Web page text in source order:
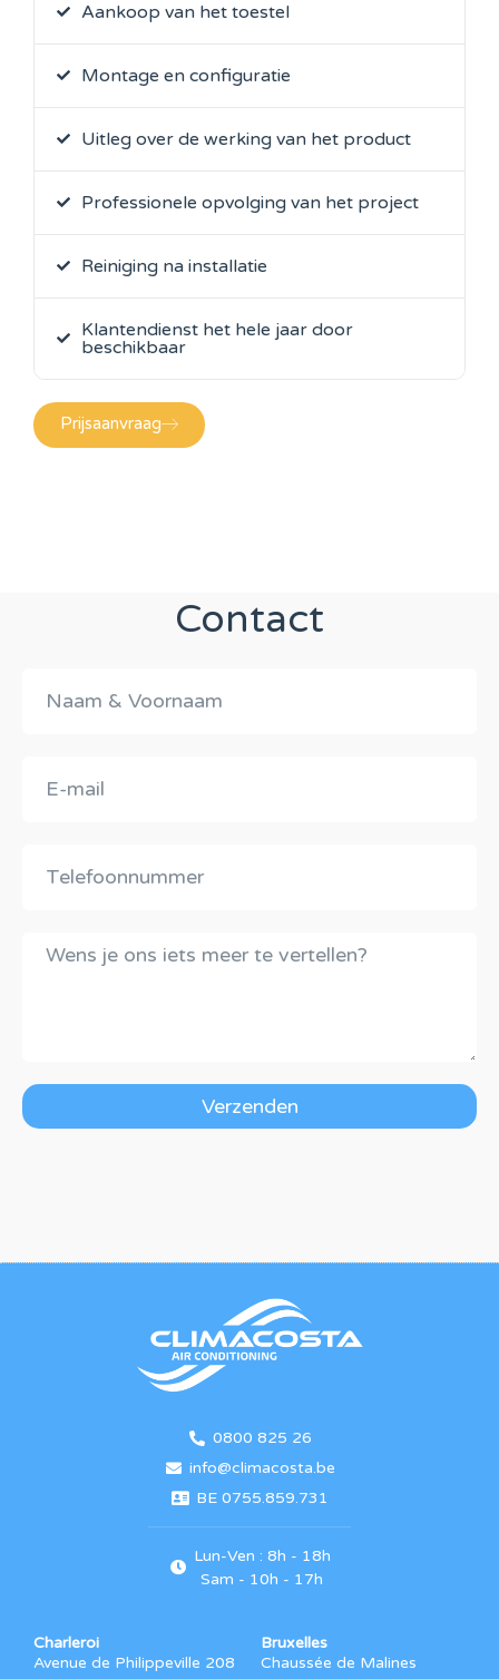
Aankoop van het toestel
Montage en configuratie
Uitleg over de werking van het product
Professionele opvolging van het project
Reiniging na installatie
Klantendienst het hele jaar door
beschikbaar
Prijsaanvraag
Contact
Verzenden
0800 825 26
info@climacosta.be
BE 0755.859.731
Lun-Ven : 8h - 18h
Sam - 10h - 17h
Charleroi
Avenue de Philippeville 208
Bruxelles
Chaussée de Malines